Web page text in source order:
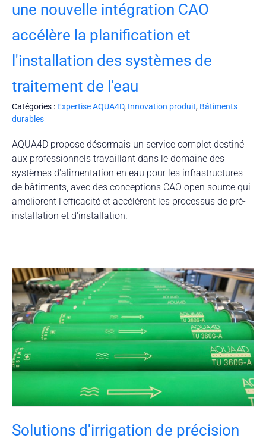
une nouvelle intégration CAO
accélère la planification et
l'installation des systèmes de
traitement de l'eau
Catégories : Expertise AQUA4D, Innovation produit, Bâtiments
durables
AQUA4D propose désormais un service complet destiné
aux professionnels travaillant dans le domaine des
systèmes d'alimentation en eau pour les infrastructures
de bâtiments, avec des conceptions CAO open source qui
améliorent l'efficacité et accélèrent les processus de pré-
installation et d'installation.
Solutions d'irrigation de précision